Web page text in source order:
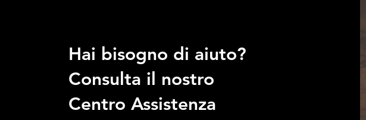
Hai bisogno di aiuto?
Consulta il nostro
Centro Assistenza